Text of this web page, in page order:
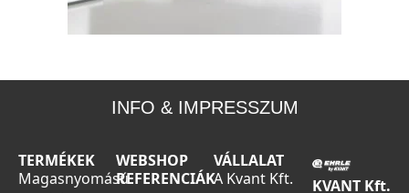
INFO & IMPRESSZUM
TERMÉKEK
Magasnyomású
WEBSHOP
REFERENCIÁK
VÁLLALAT
A Kvant Kft.
KVANT Kft.